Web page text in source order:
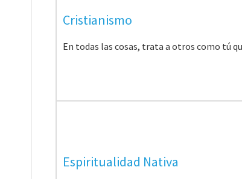
Cristianismo
En todas las cosas, trata a otros como tú
Espiritualidad Nativa